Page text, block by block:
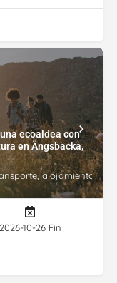
ecoaldea con
en Ängsbacka,
alojamiento,
2026-10-26 Fin